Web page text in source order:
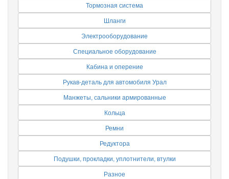
Тормозная система
Шланги
Электрооборудование
Специальное оборудование
Кабина и оперение
Рукав-деталь для автомобиля Урал
Манжеты, сальники армированные
Кольца
Ремни
Редуктора
Подушки, прокладки, уплотнители, втулки
Разное